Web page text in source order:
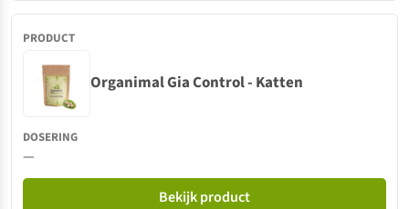
Organimal Gia Control - Katten
—
Bekijk product